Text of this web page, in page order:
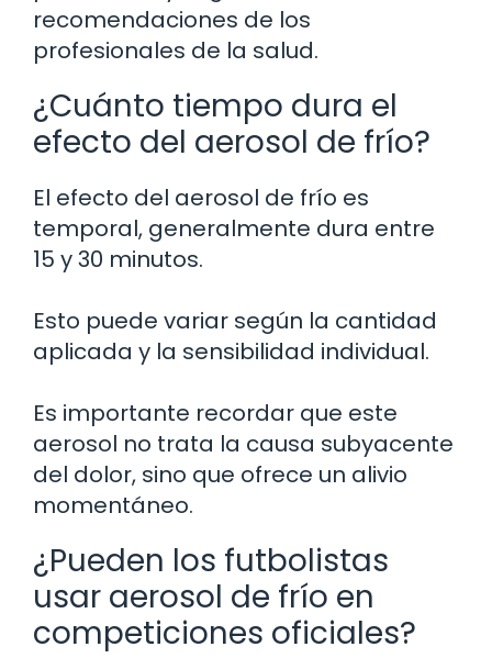
recomendaciones de los
profesionales de la salud.
¿Cuánto tiempo dura el
efecto del aerosol de frío?
El efecto del aerosol de frío es
temporal, generalmente dura entre
15 y 30 minutos.
Esto puede variar según la cantidad
aplicada y la sensibilidad individual.
Es importante recordar que este
aerosol no trata la causa subyacente
del dolor, sino que ofrece un alivio
momentáneo.
¿Pueden los futbolistas
usar aerosol de frío en
competiciones oficiales?